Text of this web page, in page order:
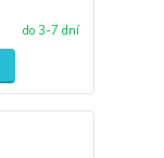
do 3-7 dní